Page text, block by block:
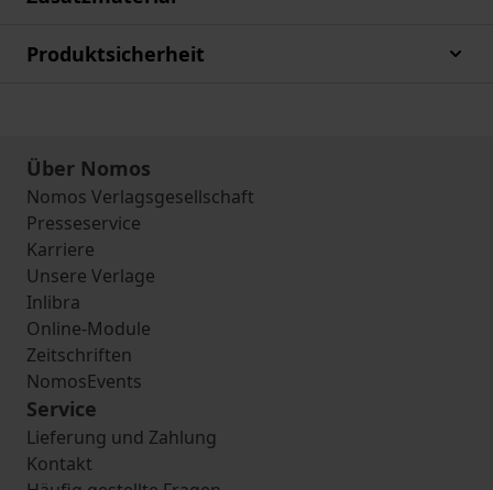
Produktsicherheit
Über Nomos
Nomos Verlagsgesellschaft
Presseservice
Karriere
Unsere Verlage
Inlibra
Online-Module
Zeitschriften
NomosEvents
Service
Lieferung und Zahlung
Kontakt